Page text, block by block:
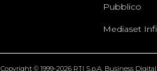
Pubblico
Mediaset
Copyright © 1999-2026 RTI S.p.A. Business